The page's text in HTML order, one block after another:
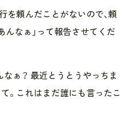
を頼んだことがないので、頼
んなぁ」って報告させてくだ
ぁ？ 最近とうとうやっちま
。これはまだ誰にも言ったこ